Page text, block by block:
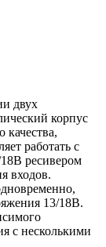
двух
корпус
работать с
ресивером
входов.
13/18В.
с несколькими